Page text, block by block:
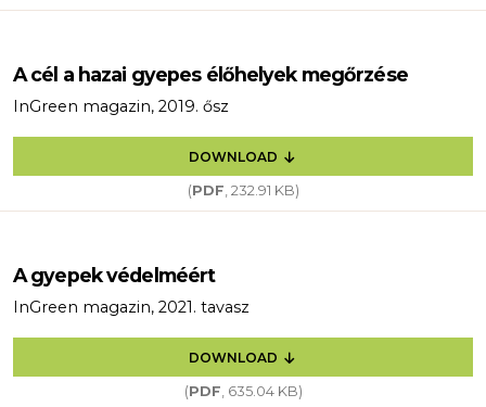
A cél a hazai gyepes élőhelyek megőrzése
InGreen magazin, 2019. ősz
DOWNLOAD
(PDF, 232.91 KB)
A gyepek védelméért
InGreen magazin, 2021. tavasz
DOWNLOAD
(PDF, 635.04 KB)